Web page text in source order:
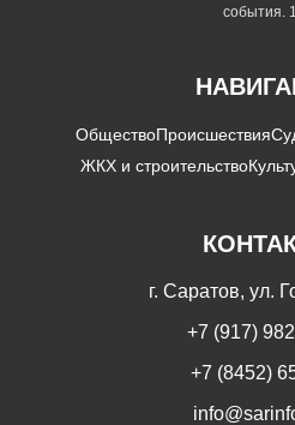
события.
ОбществоПроисшествия
ЖКХ и строительство
г. Саратов, ул.
+7 (917)
+7 (8452)